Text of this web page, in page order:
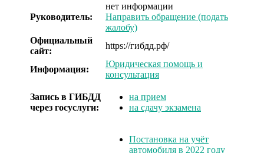
Руководитель:
нет информации
Направить обращение (подать
жалобу)
Официальный
сайт:
https://гибдд.рф/
Информация:
Юридическая помощь и
консультация
Запись в ГИБДД
через госуслуги:
на прием
на сдачу экзамена
Постановка на учёт
автомобиля в 2022 году